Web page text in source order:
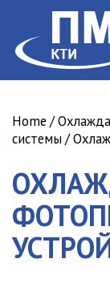
Home /
системы/